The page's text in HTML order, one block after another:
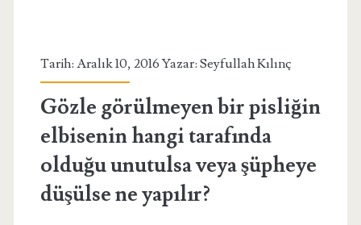
Tarih: Aralık 10, 2016 Yazar: Seyfullah Kılınç
Gözle görülmeyen bir pisliğin
elbisenin hangi tarafında
olduğu unutulsa veya şüpheye
düşülse ne yapılır?